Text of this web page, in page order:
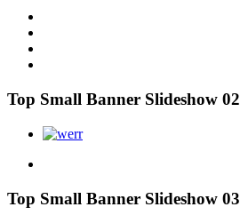
Top Small Banner Slideshow 02
Top Small Banner Slideshow 03